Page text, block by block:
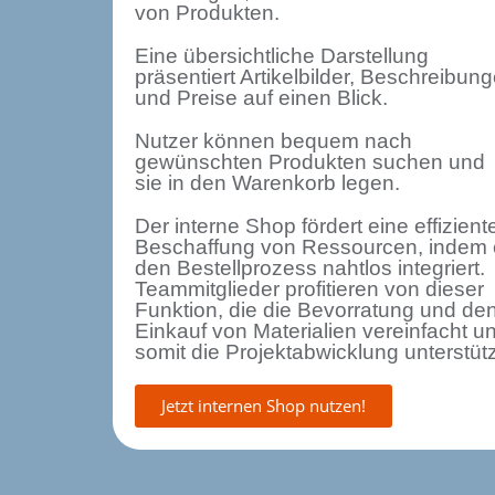
von Produkten.
Eine übersichtliche Darstellung
präsentiert Artikelbilder,
und Preise auf einen Blick.
Nutzer können bequem nach
gewünschten Produkten suchen und
sie in den Warenkorb legen.
Der interne Shop fördert eine
Beschaffung von Ressourcen, indem
den Bestellprozess nahtlos integriert.
Teammitglieder profitieren von dieser
Funktion, die die Bevorratung und
Einkauf von Materialien vereinfacht
somit die Projektabwicklung
Jetzt internen Shop nutzen!